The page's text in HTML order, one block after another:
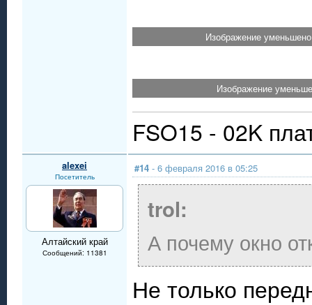
Изображение
Изображение
FSO15 - 02K
alexei
Посетитель
Алтайский край
Сообщений: 11381
#14 - 6 февраля 2016 в 05:25
trol:
А почему окно
Не только